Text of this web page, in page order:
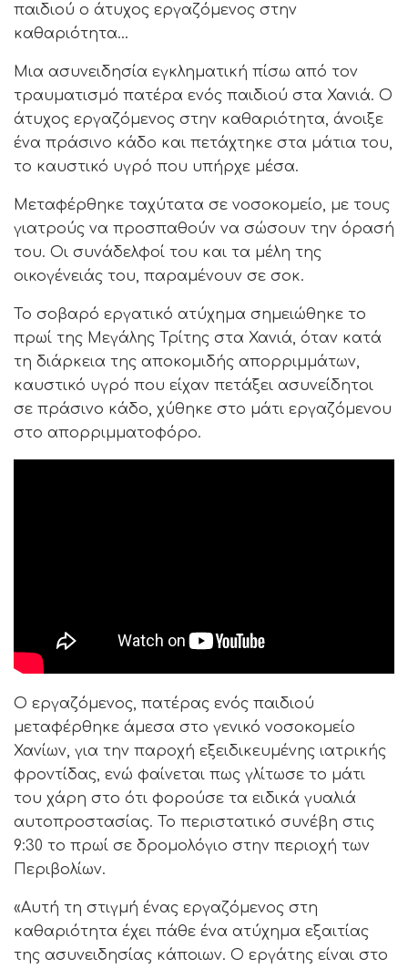
παιδιού ο άτυχος εργαζόμενος στην
καθαριότητα…
Μια ασυνειδησία εγκληματική πίσω από τον
τραυματισμό πατέρα ενός παιδιού στα Χανιά. Ο
άτυχος εργαζόμενος στην καθαριότητα, άνοιξε
ένα πράσινο κάδο και πετάχτηκε στα μάτια του,
το καυστικό υγρό που υπήρχε μέσα.
Μεταφέρθηκε ταχύτατα σε νοσοκομείο, με τους
γιατρούς να προσπαθούν να σώσουν την όρασή
του. Οι συνάδελφοί του και τα μέλη της
οικογένειάς του, παραμένουν σε σοκ.
Το σοβαρό εργατικό ατύχημα σημειώθηκε το
πρωί της Μεγάλης Τρίτης στα Χανιά, όταν κατά
τη διάρκεια της αποκομιδής απορριμμάτων,
καυστικό υγρό που είχαν πετάξει ασυνείδητοι
σε πράσινο κάδο, χύθηκε στο μάτι εργαζόμενου
στο απορριμματοφόρο.
Ο εργαζόμενος, πατέρας ενός παιδιού
μεταφέρθηκε άμεσα στο γενικό νοσοκομείο
Χανίων, για την παροχή εξειδικευμένης ιατρικής
φροντίδας, ενώ φαίνεται πως γλίτωσε το μάτι
του χάρη στο ότι φορούσε τα ειδικά γυαλιά
αυτοπροστασίας. Το περιστατικό συνέβη στις
9:30 το πρωί σε δρομολόγιο στην περιοχή των
Περιβολίων.
«Αυτή τη στιγμή ένας εργαζόμενος στη
καθαριότητα έχει πάθε ένα ατύχημα εξαιτίας
της ασυνειδησίας κάποιων. Ο εργάτης είναι στο